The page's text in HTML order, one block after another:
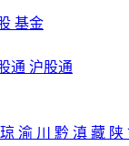
基金
通 沪股通
琼 渝 川 黔 滇 藏 陕